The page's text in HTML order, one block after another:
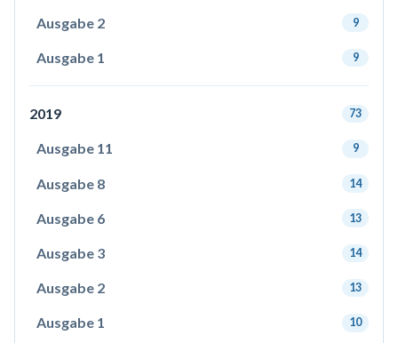
Ausgabe 2 9
Ausgabe 1 9
2019 73
Ausgabe 11 9
Ausgabe 8 14
Ausgabe 6 13
Ausgabe 3 14
Ausgabe 2 13
Ausgabe 1 10